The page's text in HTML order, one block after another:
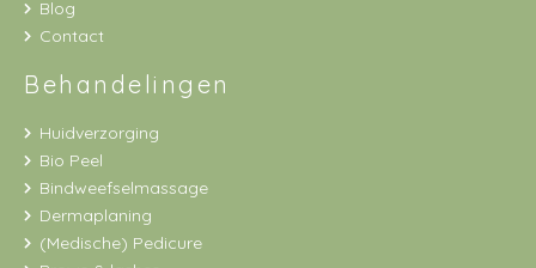
Blog
Contact
Behandelingen
Huidverzorging
Bio Peel
Bindweefselmassage
Dermaplaning
(Medische) Pedicure